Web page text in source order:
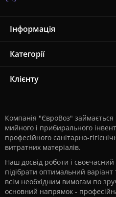
Інформація
Категорії
Клієнту
Компанія "ЄвроВоз"
мийного і прибирального
професійного санітарно-
витратних матеріалів.
Наш досвід роботи і
підібрати оптимальний варіант
всім необхідним вимогам по
основний напрямок -